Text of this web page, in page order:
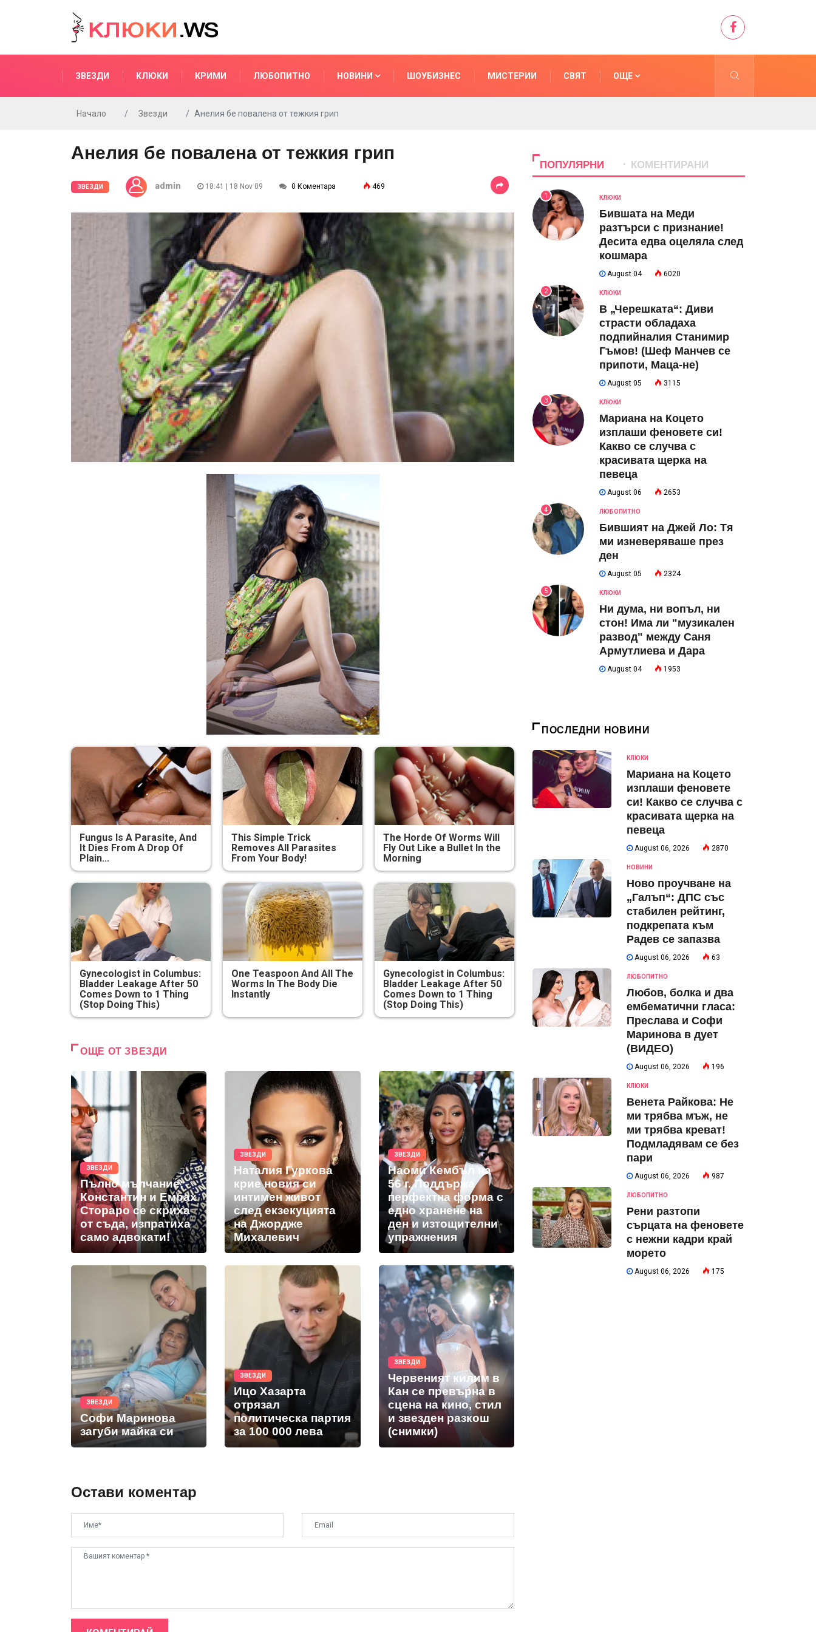
ЗВЕЗДИ КЛЮКИ КРИМИ ЛЮБОПИТНО НОВИНИ ШОУБИЗНЕС МИСТЕРИИ СВЯТ ОЩЕ
Начало Звезди Анелия бе повалена от тежкия грип
Анелия бе повалена от тежкия грип
ЗВЕЗДИ admin 18:41 | 18 Nov 09 0 Коментара 469
Fungus Is A Parasite, And
It Dies From A Drop Of
Plain...
This Simple Trick
Removes All Parasites
From Your Body!
The Horde Of Worms Will
Fly Out Like a Bullet In the
Morning
Gynecologist in Columbus:
Bladder Leakage After 50
Comes Down to 1 Thing
(Stop Doing This)
One Teaspoon And All The
Worms In The Body Die
Instantly
Gynecologist in Columbus:
Bladder Leakage After 50
Comes Down to 1 Thing
(Stop Doing This)
ОЩЕ ОТ ЗВЕЗДИ
ЗВЕЗДИ
Пълно мълчание:
Константин и Емрах
Стораро се скриха
от съда, изпратиха
само адвокати!
ЗВЕЗДИ
Наталия Гуркова
крие новия си
интимен живот
след екзекуцията
на Джордже
Михалевич
ЗВЕЗДИ
Наоми Кембъл на
56 г. Поддържа
перфектна форма с
едно хранене на
ден и изтощителни
упражнения
ЗВЕЗДИ
Софи Маринова
загуби майка си
ЗВЕЗДИ
Ицо Хазарта
отрязал
политическа партия
за 100 000 лева
ЗВЕЗДИ
Червеният килим в
Кан се превърна в
сцена на кино, стил
и звезден разкош
(снимки)
Остави коментар
ПОПУЛЯРНИ КОМЕНТИРАНИ
1 КЛЮКИ
Бившата на Меди
разтърси с признание!
Десита едва оцеляла след
кошмара
August 04 6020
2 КЛЮКИ
В „Черешката“: Диви
страсти обладаха
подпийналия Станимир
Гъмов! (Шеф Манчев се
припоти, Маца-не)
August 05 3115
3 КЛЮКИ
Мариана на Коцето
изплаши феновете си!
Какво се случва с
красивата щерка на
певеца
August 06 2653
4 ЛЮБОПИТНО
Бившият на Джей Ло: Тя
ми изневеряваше през
ден
August 05 2324
5 КЛЮКИ
Ни дума, ни вопъл, ни
стон! Има ли "музикален
развод" между Саня
Армутлиева и Дара
August 04 1953
ПОСЛЕДНИ НОВИНИ
КЛЮКИ
Мариана на Коцето
изплаши феновете
си! Какво се случва с
красивата щерка на
певеца
August 06, 2026 2870
НОВИНИ
Ново проучване на
„Галъп“: ДПС със
стабилен рейтинг,
подкрепата към
Радев се запазва
August 06, 2026 63
ЛЮБОПИТНО
Любов, болка и два
ембематични гласа:
Преслава и Софи
Маринова в дует
(ВИДЕО)
August 06, 2026 196
КЛЮКИ
Венета Райкова: Не
ми трябва мъж, не
ми трябва креват!
Подмладявам се без
пари
August 06, 2026 987
ЛЮБОПИТНО
Рени разтопи
сърцата на феновете
с нежни кадри край
морето
August 06, 2026 175